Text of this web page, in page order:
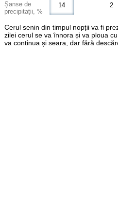
Șanse de
precipitații, %
14
2
Cerul senin din timpul nopții va fi
zilei cerul se va înnora și va ploua
va continua și seara, dar fără